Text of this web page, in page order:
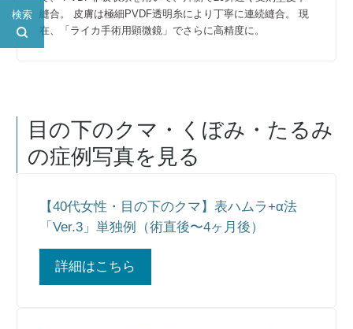
検索
縫合。 皮膚は極細PVDF透明糸により丁寧に連続縫合。 現
在、「ライカ手術用顕微鏡」でさらに高精度に。
目の下のクマ・くぼみ・たるみ
の症例写真を見る
【40代女性・目の下のクマ】表ハムラ+α法
「Ver.3」単独例（術直後〜4ヶ月後）
詳細はこちら